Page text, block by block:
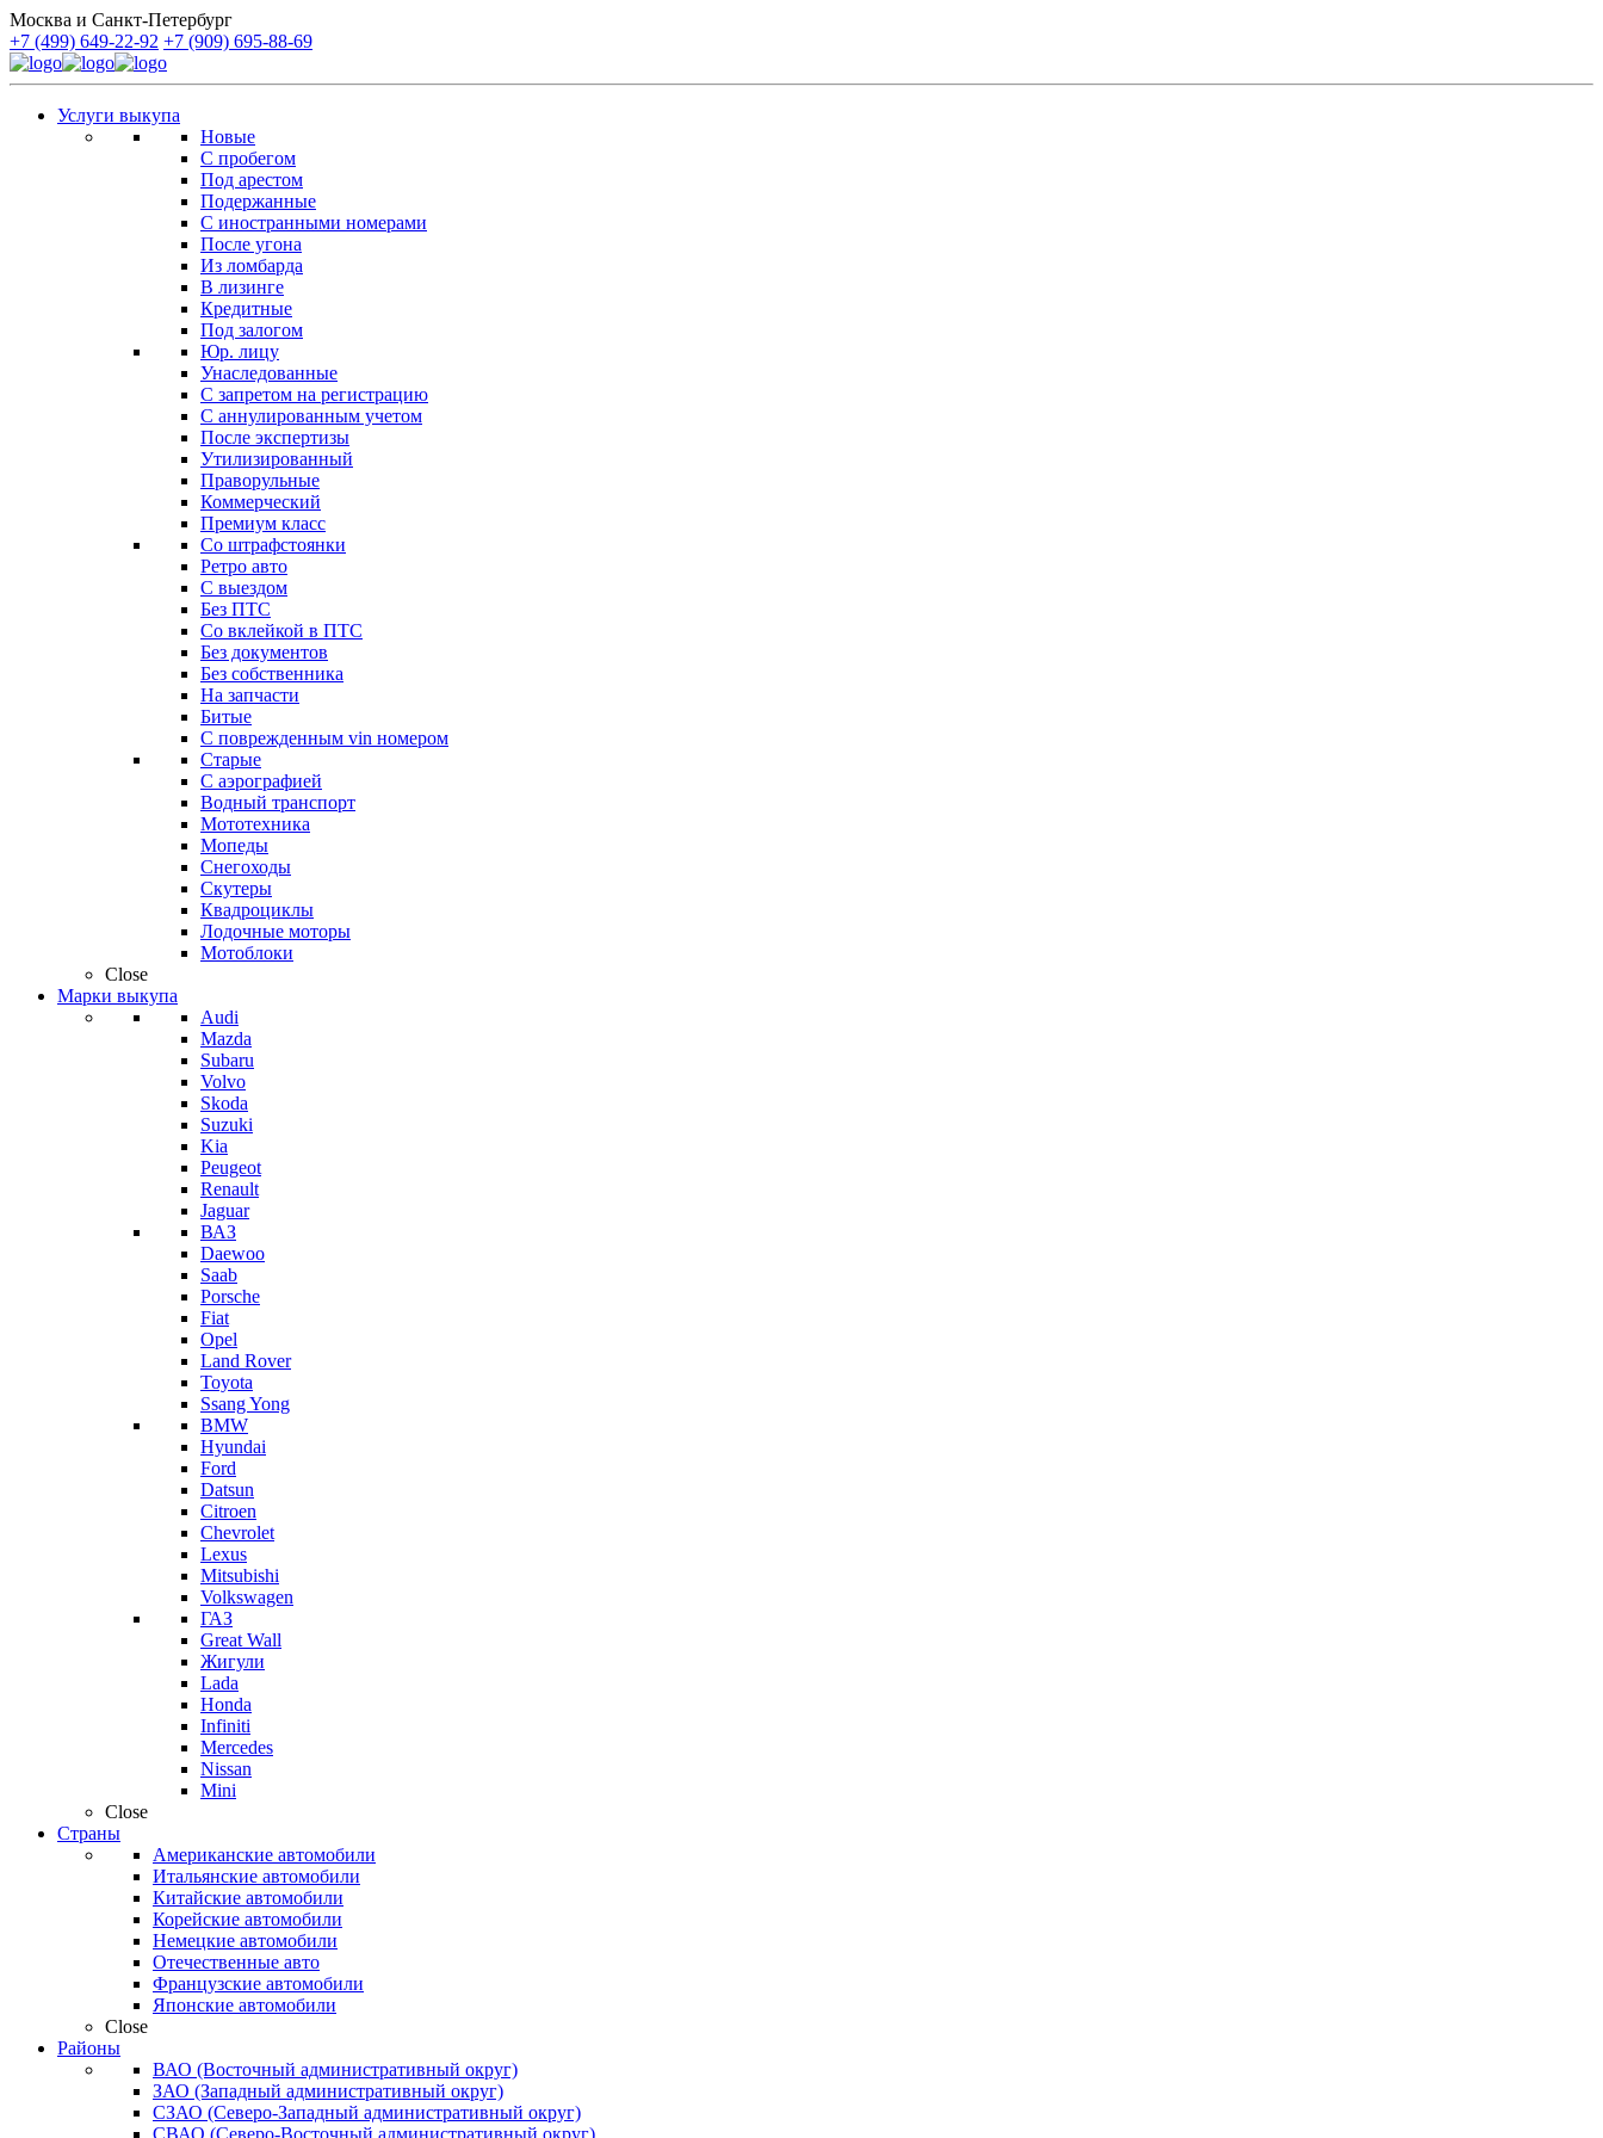
Москва и Санкт-Петербург
+7 (499) 649-22-92 +7 (909) 695-88-69
Услуги выкупа
Новые
С пробегом
Под арестом
Подержанные
С иностранными номерами
После угона
Из ломбарда
В лизинге
Кредитные
Под залогом
Юр. лицу
Унаследованные
С запретом на регистрацию
С аннулированным учетом
После экспертизы
Утилизированный
Праворульные
Коммерческий
Премиум класс
Со штрафстоянки
Ретро авто
С выездом
Без ПТС
Со вклейкой в ПТС
Без документов
Без собственника
На запчасти
Битые
С поврежденным vin номером
Старые
С аэрографией
Водный транспорт
Мототехника
Мопеды
Снегоходы
Скутеры
Квадроциклы
Лодочные моторы
Мотоблоки
Close
Марки выкупа
Audi
Mazda
Subaru
Volvo
Skoda
Suzuki
Kia
Peugeot
Renault
Jaguar
ВАЗ
Daewoo
Saab
Porsche
Fiat
Opel
Land Rover
Toyota
Ssang Yong
BMW
Hyundai
Ford
Datsun
Citroen
Chevrolet
Lexus
Mitsubishi
Volkswagen
ГАЗ
Great Wall
Жигули
Lada
Honda
Infiniti
Mercedes
Nissan
Mini
Close
Страны
Американские автомобили
Итальянские автомобили
Китайские автомобили
Корейские автомобили
Немецкие автомобили
Отечественные авто
Французские автомобили
Японские автомобили
Close
Районы
ВАО (Восточный административный округ)
ЗАО (Западный административный округ)
СЗАО (Северо-Западный административный округ)
СВАО (Северо-Восточный административный округ)